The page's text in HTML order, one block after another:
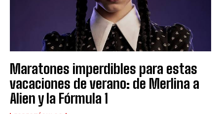
Maratones imperdibles para estas
vacaciones de verano: de Merlina a
Alien y la Fórmula 1